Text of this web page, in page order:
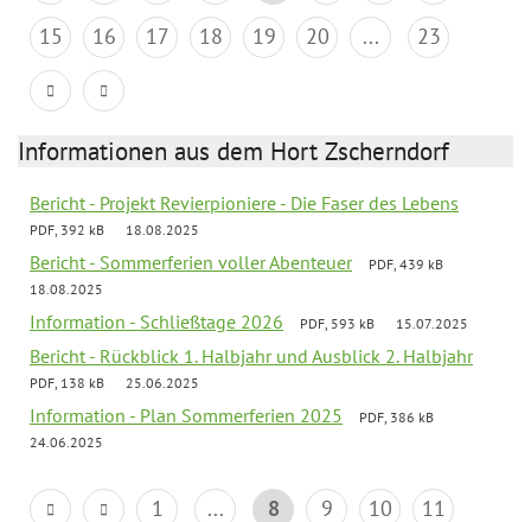
15
16 17 18 19 20 ... 23
Informationen aus dem Hort Zscherndorf
Bericht - Projekt Revierpioniere - Die Faser des Lebens
PDF, 392 kB 18.08.2025
Bericht - Sommerferien voller Abenteuer
PDF, 439 kB
18.08.2025
Information - Schließtage 2026 PDF, 593 kB 15.07.2025
Bericht - Rückblick 1. Halbjahr und Ausblick 2. Halbjahr
PDF, 138 kB 25.06.2025
Information - Plan Sommerferien 2025
PDF, 386 kB
24.06.2025
1 ... 8 9 10
11